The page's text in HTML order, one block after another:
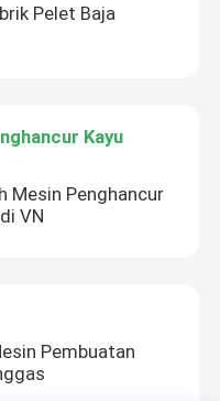
Pelet Baja
Kayu
Mesin Penghancur
VN
Pembuatan